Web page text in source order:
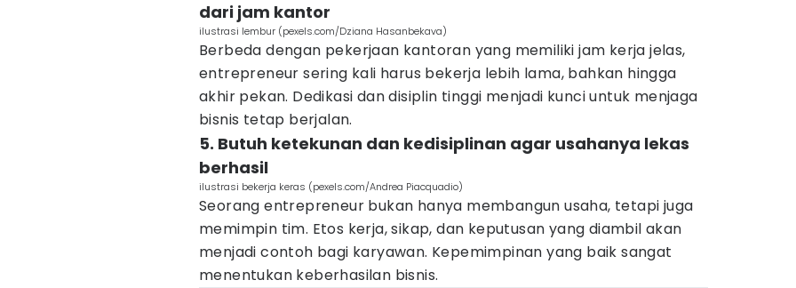
dari jam kantor
ilustrasi lembur (pexels.com/Dziana Hasanbekava)
Berbeda dengan pekerjaan kantoran yang memiliki jam kerja jelas,
entrepreneur sering kali harus bekerja lebih lama, bahkan hingga
akhir pekan. Dedikasi dan disiplin tinggi menjadi kunci untuk menjaga
bisnis tetap berjalan.
5. Butuh ketekunan dan kedisiplinan agar usahanya lekas
berhasil
ilustrasi bekerja keras (pexels.com/Andrea Piacquadio)
Seorang entrepreneur bukan hanya membangun usaha, tetapi juga
memimpin tim. Etos kerja, sikap, dan keputusan yang diambil akan
menjadi contoh bagi karyawan. Kepemimpinan yang baik sangat
menentukan keberhasilan bisnis.